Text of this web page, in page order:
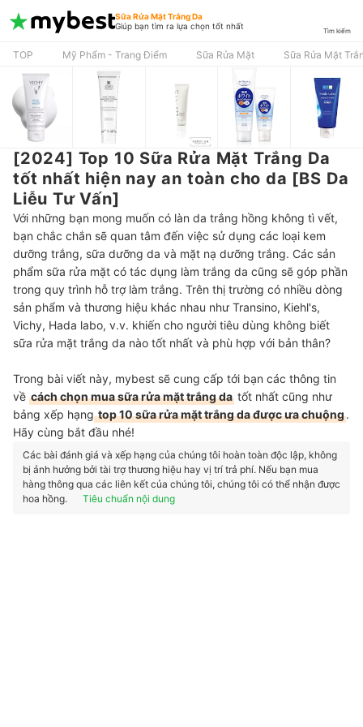
Sữa Rửa Mặt Trắng Da
Giúp bạn tìm ra lựa chọn tốt nhất
Tìm kiếm
TOP Mỹ Phẩm - Trang Điểm Sữa Rửa Mặt Sữa Rửa Mặt
[2024] Top 10 Sữa Rửa Mặt Trắng Da
tốt nhất hiện nay an toàn cho da [BS Da
Liễu Tư Vấn]
Với những bạn mong muốn có làn da trắng hồng không tì vết,
bạn chắc chắn sẽ quan tâm đến việc sử dụng các loại kem
dưỡng trắng, sữa dưỡng da và mặt nạ dưỡng trắng. Các sản
phẩm sữa rửa mặt có tác dụng làm trắng da cũng sẽ góp phần
trong quy trình hỗ trợ làm trắng. Trên thị trường có nhiều dòng
sản phẩm và thương hiệu khác nhau như Transino, Kiehl's,
Vichy, Hada labo, v.v. khiến cho người tiêu dùng không biết
sữa rửa mặt trắng da nào tốt nhất và phù hợp với bản thân?
Trong bài viết này, mybest sẽ cung cấp tới bạn các thông tin
về cách chọn mua sữa rửa mặt trắng da tốt nhất cũng như
bảng xếp hạngtop 10 sữa rửa mặt trắng da được ưa chuộng.
Hãy cùng bắt đầu nhé!
Các bài đánh giá và xếp hạng của chúng tôi hoàn toàn độc lập, không
bị ảnh hưởng bởi tài trợ thương hiệu hay vị trí trả phí. Nếu bạn mua
hàng thông qua các liên kết của chúng tôi, chúng tôi có thể nhận được
hoa hồng.
Tiêu chuẩn nội dung